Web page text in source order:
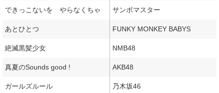
できっこないを やらなくちゃ サンボマスター
あとひとつ FUNKY MONKEY BABYS
絶滅黒髪少女 NMB48
真夏のSounds good ! AKB48
ガールズルール 乃木坂46